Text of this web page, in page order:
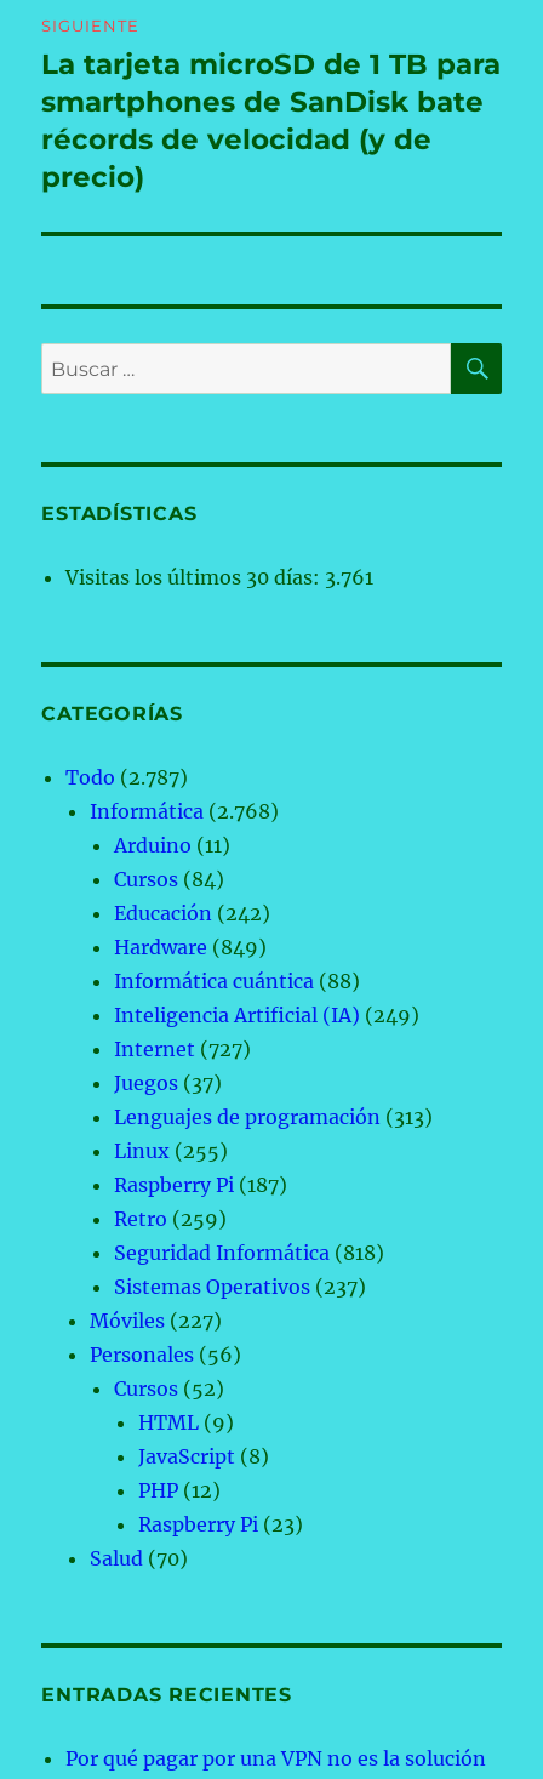
SIGUIENTE
Entrada
siguiente:
La tarjeta microSD de 1 TB para
smartphones de SanDisk bate
récords de velocidad (y de
precio)
Buscar
por:
ESTADÍSTICAS
Visitas los últimos 30 días: 3.761
CATEGORÍAS
Todo (2.787)
Informática (2.768)
Arduino (11)
Cursos (84)
Educación (242)
Hardware (849)
Informática cuántica (88)
Inteligencia Artificial (IA) (249)
Internet (727)
Juegos (37)
Lenguajes de programación (313)
Linux (255)
Raspberry Pi (187)
Retro (259)
Seguridad Informática (818)
Sistemas Operativos (237)
Móviles (227)
Personales (56)
Cursos (52)
HTML (9)
JavaScript (8)
PHP (12)
Raspberry Pi (23)
Salud (70)
ENTRADAS RECIENTES
Por qué pagar por una VPN no es la solución